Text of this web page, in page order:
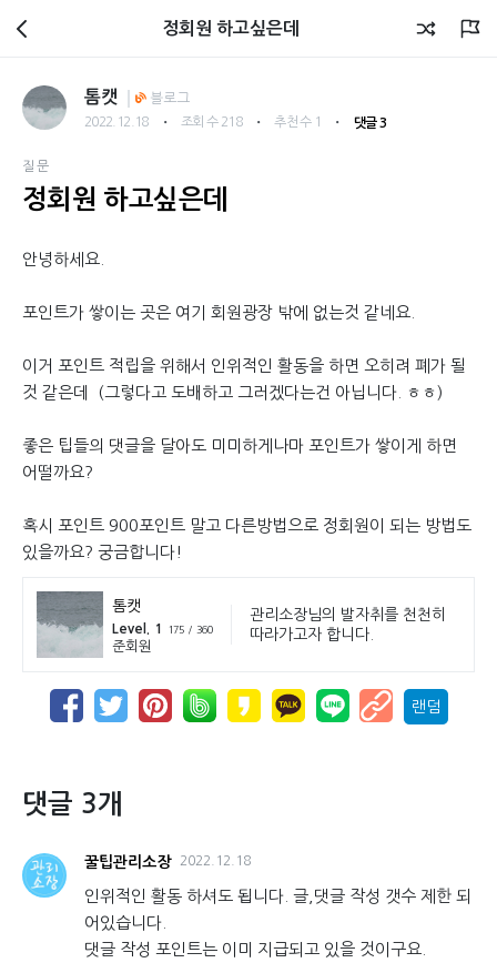
회원광장
정회원 하고싶은데
톰캣 블로그
2022.12.18 ・ 조회 수 218 ・ 추천 수 1 ・ 댓글 3
질문
정회원 하고싶은데
안녕하세요.
포인트가 쌓이는 곳은 여기 회원광장 밖에 없는것 같네요.
이거 포인트 적립을 위해서 인위적인 활동을 하면 오히려 폐가 될
것 같은데 (그렇다고 도배하고 그러겠다는건 아닙니다. ㅎㅎ)
좋은 팁들의 댓글을 달아도 미미하게나마 포인트가 쌓이게 하면
어떨까요?
혹시 포인트 900포인트 말고 다른방법으로 정회원이 되는 방법도
있을까요? 궁금합니다!
톰캣
Level. 1 175 / 360
준회원
관리소장님의 발자취를 천천히
따라가고자 합니다.
랜덤
댓글 3개
꿀팁관리소장 2022.12.18
인위적인 활동 하셔도 됩니다. 글,댓글 작성 갯수 제한 되
어있습니다.
댓글 작성 포인트는 이미 지급되고 있을 것이구요.